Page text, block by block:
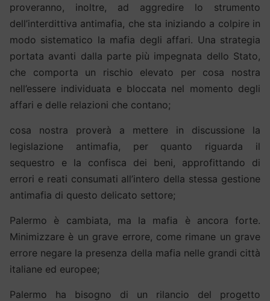
proveranno, inoltre, ad aggredire lo strumento
dell’interdittiva antimafia, che sta iniziando a colpire in
modo sistematico la mafia degli affari. Una strategia
portata avanti dalla parte più impegnata dello Stato,
che comporta un rischio elevato per cosa nostra
nell’essere individuata e bloccata nel momento degli
affari e delle relazioni che contano;
cosa nostra proverà a mettere in discussione la
legislazione antimafia, per quanto riguarda il
sequestro e la confisca dei beni, approfittando di
errori e reati consumati all’intero della stessa gestione
antimafia di questo delicato settore;
Palermo è cambiata, ma la mafia è ancora forte.
Minimizzare è un grave errore, come rimane un grave
errore negare la presenza della mafia nelle grandi città
italiane ed europee;
Palermo ha bisogno di un rilancio del progetto